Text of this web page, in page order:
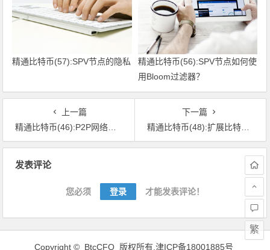
精通比特币(57):SPV节点的隐私
精通比特币(56):SPV节点如何使
用Bloom过滤器？
上一篇
精通比特币(46):P2P网络架构
下一篇
精通比特币(48):扩展比特币网络
发表评论
您必须 登录 才能发表评论！
Copyright © BtcCFO 版权所有. 津ICP备18001885号
繁